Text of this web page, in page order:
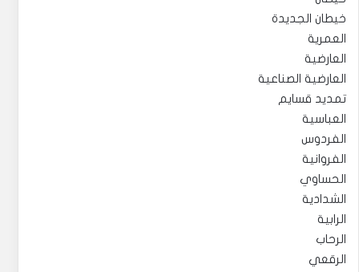
خيطان الجديدة
العمرية
العارضية
العارضية الصناعية
تمديد قسايم
العباسية
الفردوس
الفروانية
الحساوي
الشدادية
الرابية
الرحاب
الرقعي